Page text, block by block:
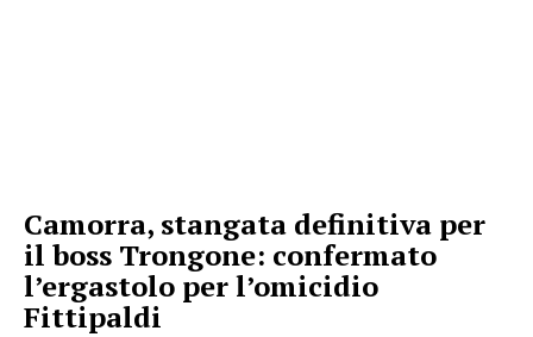
Camorra, stangata definitiva per
il boss Trongone: confermato
l’ergastolo per l’omicidio
Fittipaldi